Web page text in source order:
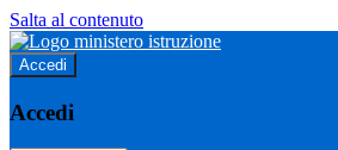
Salta al contenuto
Accedi
Accedi